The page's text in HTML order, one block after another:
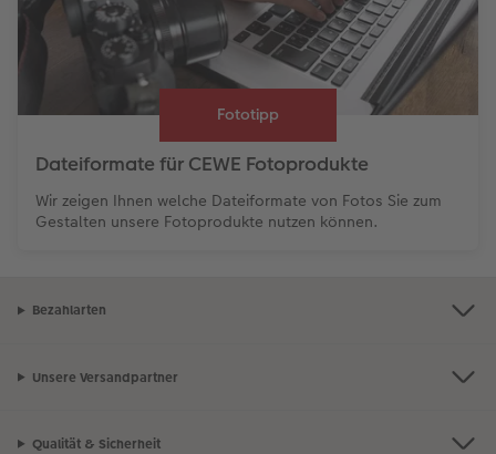
Fototipp
Dateiformate für CEWE Fotoprodukte
Wir zeigen Ihnen welche Dateiformate von Fotos Sie zum
Gestalten unsere Fotoprodukte nutzen können.
Bezahlarten
Unsere Versandpartner
Qualität & Sicherheit